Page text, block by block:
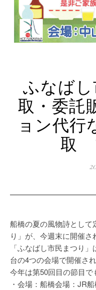
ふなば
取・委託
ョン代行
取
船橋の夏の風物詩として
り」が、今週末に開催さ
「ふなばし市民まつり
台の4つの会場で開催さ
今年は第50回目の節目で
・会場：船橋会場：JR